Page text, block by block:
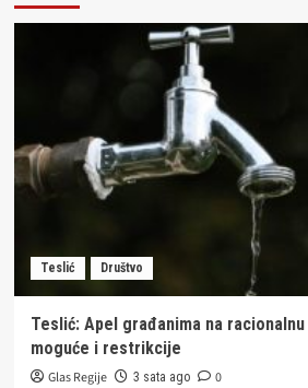
Teslić Društvo
Teslić: Apel građanima na
moguće i restrikcije
Glas Regije 3 sata ago 0